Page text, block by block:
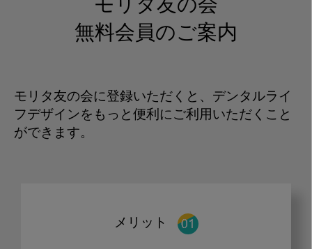
モリタ友の会
無料会員のご案内
モリタ友の会に登録いただくと、デンタルライ
フデザインをもっと便利にご利用いただくこと
ができます。
メリット